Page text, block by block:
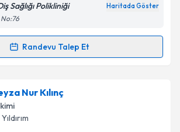
Sağlığı Polikliniği Haritada Göster
No:76
Randevu Talep Et
Talebi
Özgöçmen Tula
Size bu uzmandan randevu almanız
hazırlandığında e-posta ile
Nur Kılınç
Yıldırım